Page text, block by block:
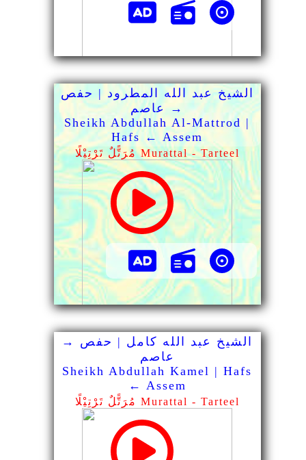
الشيخ عبد الله المطرود | حفص
→ عاصم
Sheikh Abdullah Al-Mattrod |
Hafs ← Assem
مُرَتًّلٌ تَرْتِيْلًا Murattal - Tarteel
الشيخ عبد الله كامل | حفص →
عاصم
Sheikh Abdullah Kamel | Hafs
← Assem
مُرَتًّلٌ تَرْتِيْلًا Murattal - Tarteel